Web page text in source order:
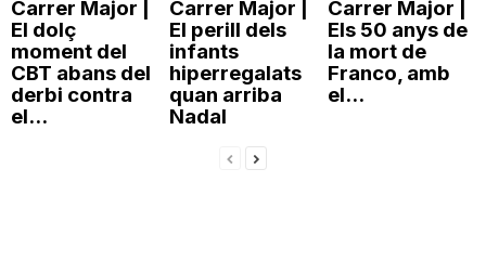
Carrer Major |
El dolç
moment del
CBT abans del
derbi contra
el...
Carrer Major |
El perill dels
infants
hiperregalats
quan arriba
Nadal
Carrer Major |
Els 50 anys de
la mort de
Franco, amb
el...